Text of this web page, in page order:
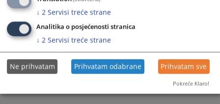
↓ 2 Servisi treće strane
Analitika o posjećenosti stranica
↓ 2 Servisi treće strane
Ne prihvatam Prihvatam odabrane Prihvatam sve
Pokreće Klaro!